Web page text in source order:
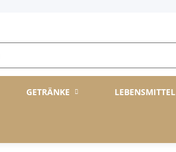
GETRÄNKE LEBENSMITTEL